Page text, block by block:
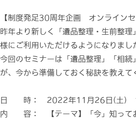
【制度発足30周年企画 オンラインセ
昨年より新しく「遺品整理・生前整
様にご利用いただけるようになりまし
今回のセミナーは「遺品整理」「相
が、今から準備しておく秘訣を教え
日 時： 2022年11月26日(土)
内 容： 【テーマ】「今」知ってお